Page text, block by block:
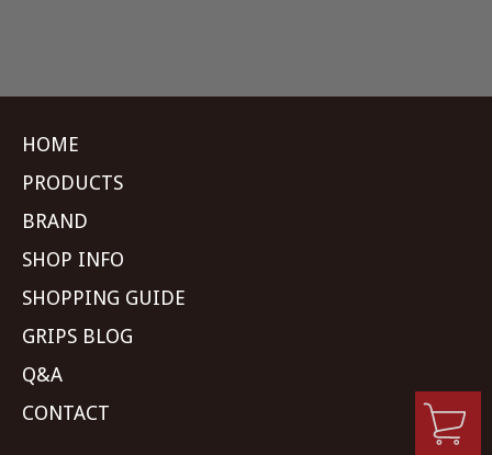
HOME
PRODUCTS
BRAND
SHOP INFO
SHOPPING GUIDE
GRIPS BLOG
Q&A
CONTACT